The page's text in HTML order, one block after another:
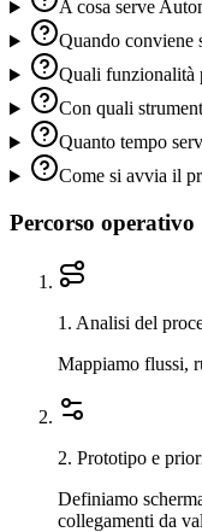
A cosa serve
Quando conviene
Quali funzionalità
Con quali
Quanto tempo
Come si avvia il
Percorso operativo
1 . Analisi del
Mappiamo flussi,
2. Prototipo e
Definiamo
collegamenti da